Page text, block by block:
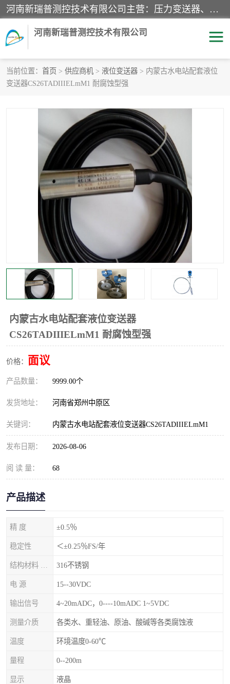
河南新瑞普测控技术有限公司主营：压力变送器、液位变送器、差压变送器、雷达料位计、电容物位计、温度显示控制仪表、电量变送器、流量计、工业自动化系统成套设备。
河南新瑞普测控技术有限公司
当前位置： 首页 > 供应商机 > 液位变送器 > 内蒙古水电站配套液位
变送器CS26TADIIIELmM1 耐腐蚀型强
内蒙古水电站配套液位变送器
CS26TADIIIELmM1 耐腐蚀型强
价格： 面议
产品数量： 9999.00个
发货地址： 河南省郑州中原区
关键词： 内蒙古水电站配套液位变送器CS26TADIIIELmM1
发布日期： 2026-08-06
阅 读 量： 68
产品描述
精 度 ±0.5％
稳定性 ＜±0.25％FS/年
316不锈钢
电 源 15--30VDC
输出信号 4~20mADC，0----10mADC 1~5VDC
测量介质 各类水、重轻油、原油、酸碱等各类腐蚀液
温度 环境温度0-60℃
量程 0--200m
显示 液晶
霍尼韦尔压力变送器 CS系列变送器
1151/3351产品分类 精巧型压力变送器
液位变送器 雷达料位计
标准型工业压力变送器 罐旁显示仪
差压变送器 温度传感器变送器
压力变送器 电容物位计
温度显示控制仪表 电量变送器
流量计 工业自动化系统成套设备